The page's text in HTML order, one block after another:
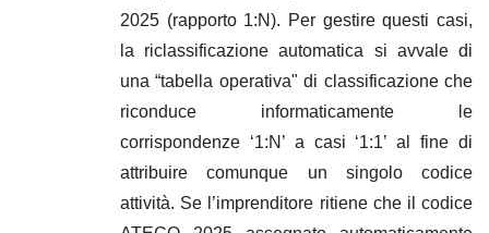
2025 (rapporto 1:N). Per gestire questi casi,
la riclassificazione automatica si avvale di
una “tabella operativa" di classificazione che
riconduce informaticamente le
corrispondenze ‘1:N’ a casi ‘1:1’ al fine di
attribuire comunque un singolo codice
attività. Se l’imprenditore ritiene che il codice